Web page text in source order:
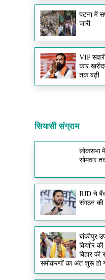
पटना में
जारी
VIP
कार
तक बढ़ी
सियासी संग्राम
लोकसभा में
सोमवार
RJD ने
संगठन की
बांकीपुर
किशोर की
बिहार की
समीकरणों का अंत शुरू हो